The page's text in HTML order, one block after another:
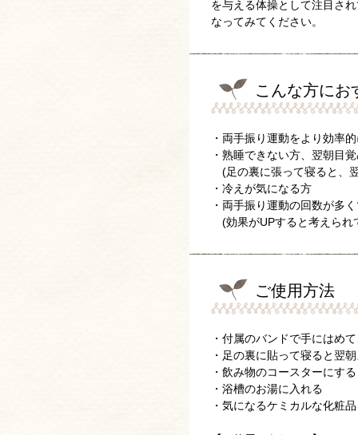
を与える体操として注目さ
なってみてください。
こんな方にお
・両手振り運動をより効率
・熟睡できない方、翌朝目
(足の裏に張って寝ると、
・冷えが気になる方
・両手振り運動の回数が多
(効果がUPすると考えられ
ご使用方法
・付属のバンドで手にはめ
・足の裏に貼って寝ると翌
・飲み物のコースターにする
・浴槽のお湯に入れる
・気になるケミカルな化粧